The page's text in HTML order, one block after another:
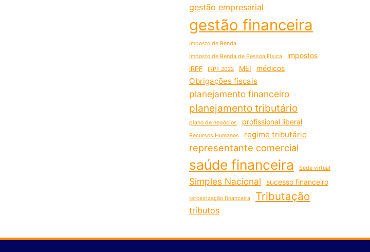
gestão empresarial
gestão financeira
Imposto de Renda
Imposto de Renda de Pessoa Física
impostos
IRPF IRPF 2022 MEI médicos
Obrigações fiscais
planejamento financeiro
planejamento tributário
plano de negócios profissional liberal
Recursos Humanos regime tributário
representante comercial
saúde financeira Sede virtual
Simples Nacional sucesso financeiro
terceirização financeira Tributação
tributos